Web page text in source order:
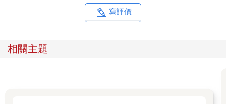
寫評價
相關主題